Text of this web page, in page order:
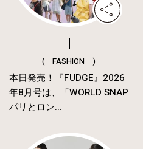
( FASHION )
本日発売！『FUDGE』2026
年8月号は、「WORLD SNAP
パリとロン...